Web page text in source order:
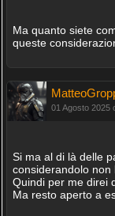
Ma quanto siete
queste
01 Agosto 2025
Si ma al di là delle
considerandolo non
Quindi per me direi
Ma resto aperto a